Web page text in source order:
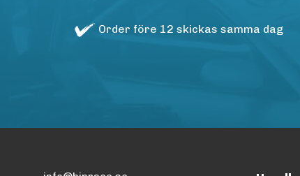
Order före 12 skickas samma dag